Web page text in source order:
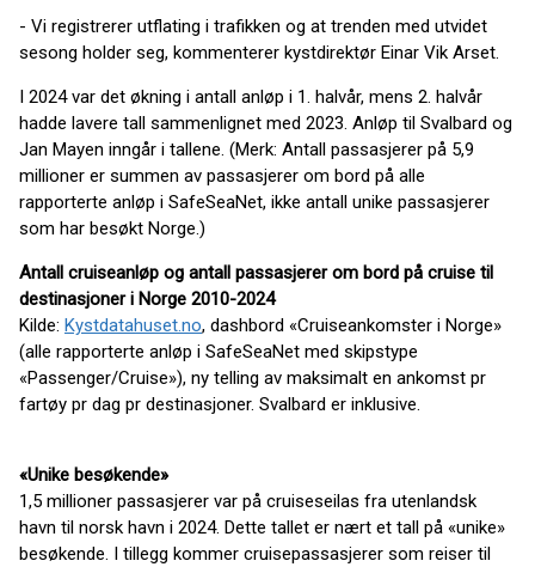
- Vi registrerer utflating i trafikken og at trenden med utvidet
sesong holder seg, kommenterer kystdirektør Einar Vik Arset.
I 2024 var det økning i antall anløp i 1. halvår, mens 2. halvår
hadde lavere tall sammenlignet med 2023. Anløp til Svalbard og
Jan Mayen inngår i tallene. (Merk: Antall passasjerer på 5,9
millioner er summen av passasjerer om bord på alle
rapporterte anløp i SafeSeaNet, ikke antall unike passasjerer
som har besøkt Norge.)
Antall cruiseanløp og antall passasjerer om bord på cruise til
destinasjoner i Norge 2010-2024
Kilde: Kystdatahuset.no, dashbord «Cruiseankomster i Norge»
(alle rapporterte anløp i SafeSeaNet med skipstype
«Passenger/Cruise»), ny telling av maksimalt en ankomst pr
fartøy pr dag pr destinasjoner. Svalbard er inklusive.
«Unike besøkende»
1,5 millioner passasjerer var på cruiseseilas fra utenlandsk
havn til norsk havn i 2024. Dette tallet er nært et tall på «unike»
besøkende. I tillegg kommer cruisepassasjerer som reiser til